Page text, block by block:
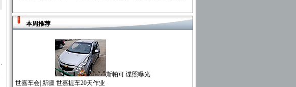
本周推荐
斯帕可 谍照曝光
世嘉车会| 新疆 世嘉提车20天作业